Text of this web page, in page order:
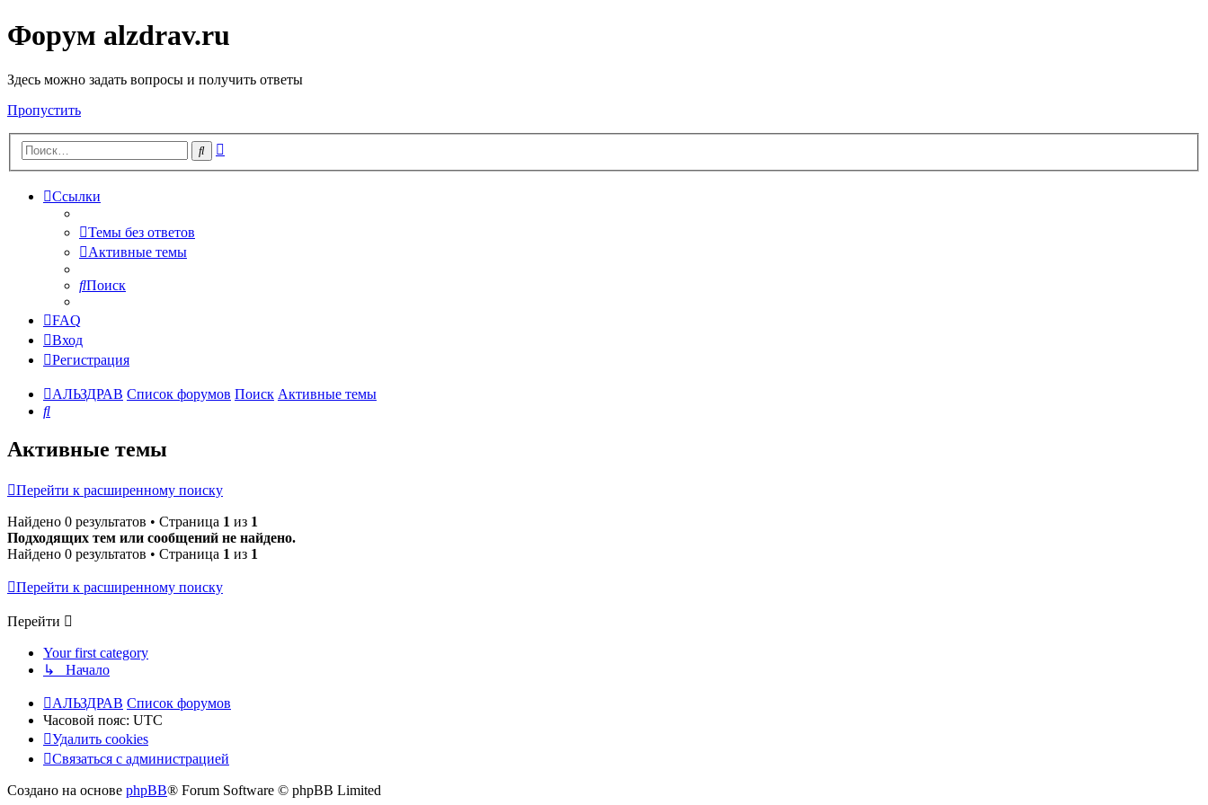
Форум alzdrav.ru
Здесь можно задать вопросы и получить ответы
Пропустить
Поиск
Ссылки
Темы без ответов
Активные темы
Поиск
FAQ
Вход
Регистрация
АЛЬЗДРАВ Список форумов Поиск Активные темы
Поиск
Активные темы
Перейти к расширенному поиску
Найдено 0 результатов • Страница 1 из 1
Подходящих тем или сообщений не найдено.
Найдено 0 результатов • Страница 1 из 1
Перейти к расширенному поиску
Перейти
Your first category
↳ Начало
АЛЬЗДРАВ Список форумов
Часовой пояс: UTC
Удалить cookies
Связаться с администрацией
Создано на основе phpBB® Forum Software © phpBB Limited